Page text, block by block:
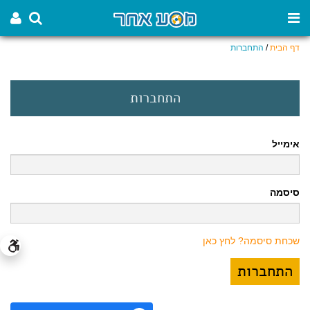
דף הבית/ התחברות
התחברות
אימייל
סיסמה
שכחת סיסמה? לחץ כאן